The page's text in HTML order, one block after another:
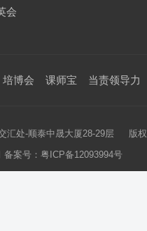
会
培博会 课师宝 当责领导力
汇处-顺泰中晟大厦28-29层 版权
案号： 粤ICP备12093994号